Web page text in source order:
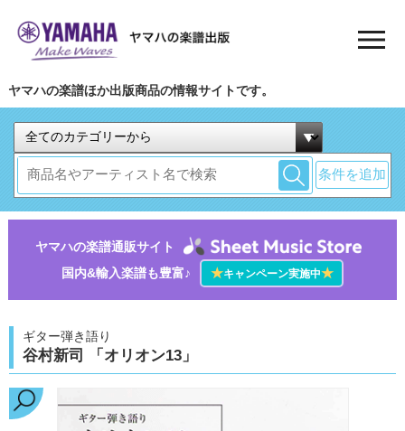
ヤマハの楽譜ほか出版商品の情報サイトです。
条件を追加
ヤマハの楽譜通販サイト
国内&輸入楽譜も豊富♪
★キャンペーン実施中★
ギター弾き語り
谷村新司 「オリオン13」